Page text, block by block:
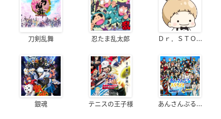
刀剣乱舞 忍たま乱太郎 Ｄｒ．ＳＴＯ...
銀魂 テニスの王子様 あんさんぶる...